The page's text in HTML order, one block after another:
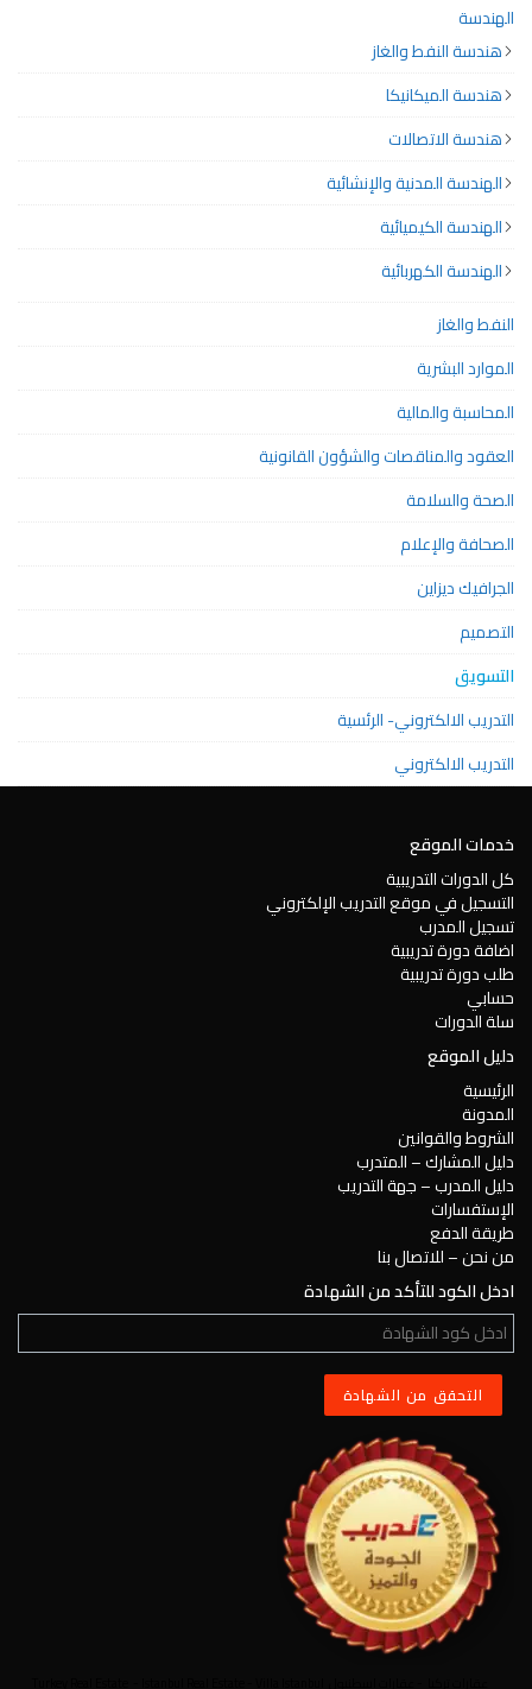
الهندسة
هندسة النفط والغاز
هندسة الميكانيكا
هندسة الاتصالات
الهندسة المدنية والإنشائية
الهندسة الكيميائية
الهندسة الكهربائية
النفط والغاز
الموارد البشرية
المحاسبة والمالية
العقود والمناقصات والشؤون القانونية
الصحة والسلامة
الصحافة والإعلام
الجرافيك ديزاين
التصميم
التسويق
التدريب الالكتروني- الرئسية
التدريب الالكتروني
خدمات الموقع
كل الدورات التدريبية
التسجيل في موقع التدريب الإلكتروني
تسجيل المدرب
اضافة دورة تدريبية
طلب دورة تدريبية
حسابي
سلة الدورات
دليل الموقع
الرئيسية
المدونة
الشروط والقوانين
دليل المشارك – المتدرب
دليل المدرب – جهة التدريب
الإستفسارات
طريقة الدفع
من نحن – للاتصال بنا
ادخل الكود للتأكد من الشهادة